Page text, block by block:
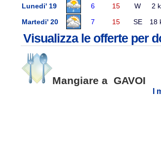
Lunedi' 19
6 15 W 2
Martedi' 20
7 15 SE 18
Visualizza le offerte per
Mangiare a GAVOI
I